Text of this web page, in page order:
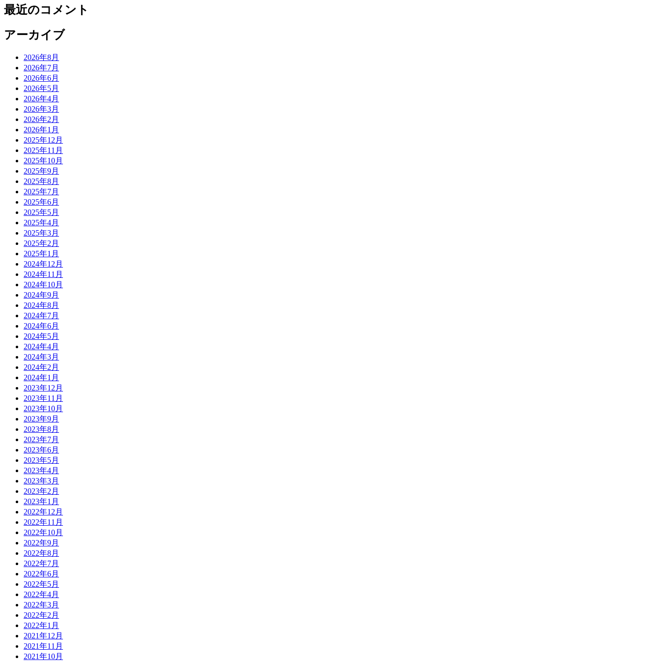
最近のコメント
アーカイブ
2026年8月
2026年7月
2026年6月
2026年5月
2026年4月
2026年3月
2026年2月
2026年1月
2025年12月
2025年11月
2025年10月
2025年9月
2025年8月
2025年7月
2025年6月
2025年5月
2025年4月
2025年3月
2025年2月
2025年1月
2024年12月
2024年11月
2024年10月
2024年9月
2024年8月
2024年7月
2024年6月
2024年5月
2024年4月
2024年3月
2024年2月
2024年1月
2023年12月
2023年11月
2023年10月
2023年9月
2023年8月
2023年7月
2023年6月
2023年5月
2023年4月
2023年3月
2023年2月
2023年1月
2022年12月
2022年11月
2022年10月
2022年9月
2022年8月
2022年7月
2022年6月
2022年5月
2022年4月
2022年3月
2022年2月
2022年1月
2021年12月
2021年11月
2021年10月